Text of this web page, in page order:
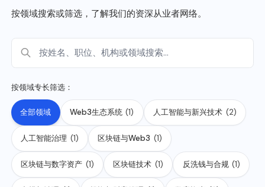
按领域搜索或筛选，了解我们的资深从业者网络。
按领域专长筛选：
全部领域 Web3生态系统 (1) 人工智能与新兴技术 (2)
人工智能治理 (1) 区块链与Web3 (1)
区块链与数字资产 (1) 区块链技术 (1) 反洗钱与合规 (1)